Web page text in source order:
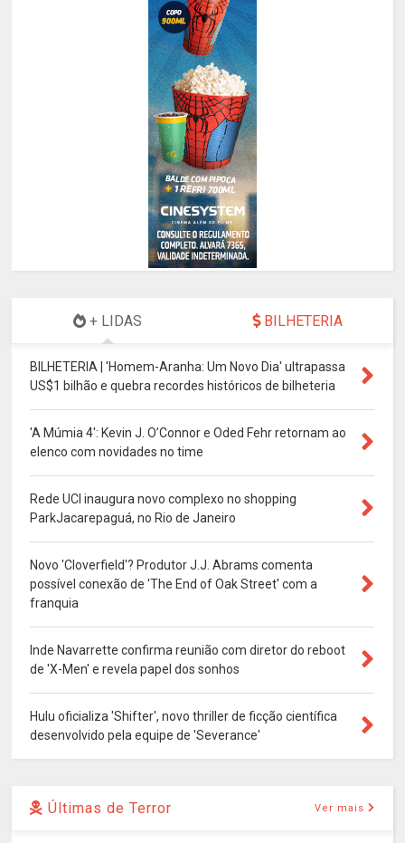
+ LIDAS BILHETERIA
BILHETERIA | 'Homem-Aranha: Um Novo Dia' ultrapassa
US$1 bilhão e quebra recordes históricos de bilheteria
'A Múmia 4': Kevin J. O’Connor e Oded Fehr retornam ao
elenco com novidades no time
Rede UCI inaugura novo complexo no shopping
ParkJacarepaguá, no Rio de Janeiro
Novo 'Cloverfield'? Produtor J.J. Abrams comenta
possível conexão de 'The End of Oak Street' com a
franquia
Inde Navarrette confirma reunião com diretor do reboot
de 'X-Men' e revela papel dos sonhos
Hulu oficializa 'Shifter', novo thriller de ficção científica
desenvolvido pela equipe de 'Severance'
Últimas de Terror Ver mais